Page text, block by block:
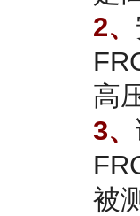
2、
高
3、
被